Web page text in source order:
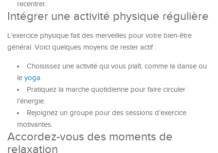
recentrer.
Intégrer une activité physique régulière
L’exercice physique fait des merveilles pour votre bien-être
général. Voici quelques moyens de rester actif :
Choisissez une activité qui vous plaît, comme la danse ou
le yoga.
Pratiquez la marche quotidienne pour faire circuler
l’énergie.
Rejoignez un groupe pour des sessions d’exercice
motivantes.
Accordez-vous des moments de
relaxation